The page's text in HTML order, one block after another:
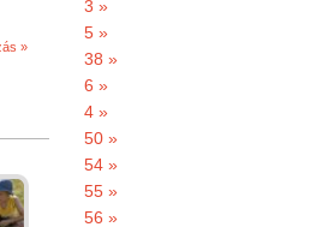
3 »
5 »
38 »
6 »
4 »
50 »
54 »
55 »
56 »